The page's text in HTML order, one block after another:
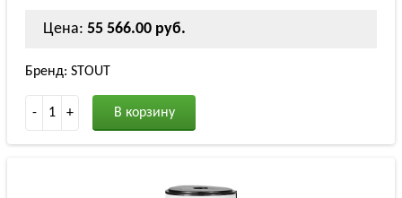
Цена: 55 566.00 руб.
Бренд: STOUT
- 1 + В корзину